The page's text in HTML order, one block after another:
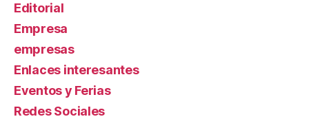
Editorial
Empresa
empresas
Enlaces interesantes
Eventos y Ferias
Redes Sociales